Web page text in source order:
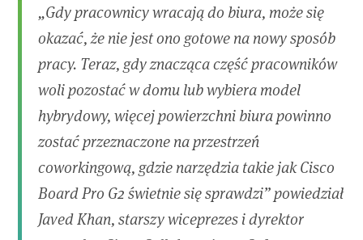
„Gdy pracownicy wracają do biura, może się
okazać, że nie jest ono gotowe na nowy sposób
pracy. Teraz, gdy znacząca część pracowników
woli pozostać w domu lub wybiera model
hybrydowy, więcej powierzchni biura powinno
zostać przeznaczone na przestrzeń
coworkingową, gdzie narzędzia takie jak Cisco
Board Pro G2 świetnie się sprawdzi” powiedział
Javed Khan, starszy wiceprezes i dyrektor